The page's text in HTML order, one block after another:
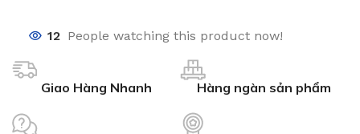
12 People watching this product now!
Giao Hàng Nhanh Hàng ngàn sản phẩm